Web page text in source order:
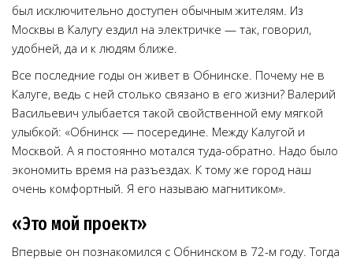
был исключительно доступен обычным жителям. Из
Москвы в Калугу ездил на электричке — так, говорил,
удобней, да и к людям ближе.
Все последние годы он живет в Обнинске. Почему не в
Калуге, ведь с ней столько связано в его жизни? Валерий
Васильевич улыбается такой свойственной ему мягкой
улыбкой: «Обнинск — посередине. Между Калугой и
Москвой. А я постоянно мотался туда-обратно. Надо было
экономить время на разъездах. К тому же город наш
очень комфортный. Я его называю магнитиком».
«Это мой проект»
Впервые он познакомился с Обнинском в 72-м году. Тогда